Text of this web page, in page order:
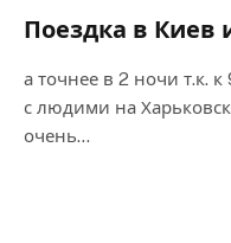
Поездка в Киев
а точнее в 2 ночи т.к.
с людими на
очень…